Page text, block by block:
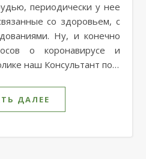
со здоровьем, с
Ну, и конечно
о коронавирусе и
наш Консультант по…
ДАЛЕЕ